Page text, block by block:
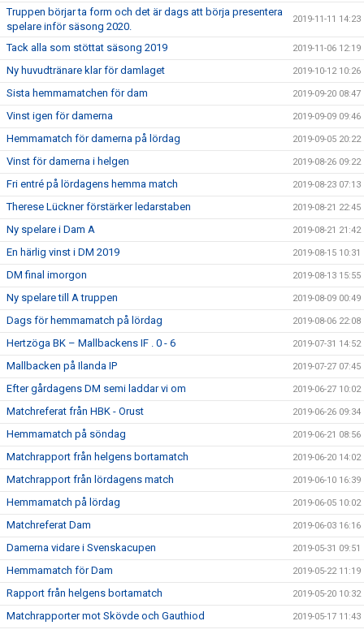
Truppen börjar ta form och det är dags att börja presentera
spelare inför säsong 2020.
2019-11-11 14:23
Tack alla som stöttat säsong 2019 2019-11-06 12:19
Ny huvudtränare klar för damlaget 2019-10-12 10:26
Sista hemmamatchen för dam 2019-09-20 08:47
Vinst igen för damerna 2019-09-09 09:46
Hemmamatch för damerna på lördag 2019-09-05 20:22
Vinst för damerna i helgen 2019-08-26 09:22
Fri entré på lördagens hemma match 2019-08-23 07:13
Therese Lückner förstärker ledarstaben 2019-08-21 22:45
Ny spelare i Dam A 2019-08-21 21:42
En härlig vinst i DM 2019 2019-08-15 10:31
DM final imorgon 2019-08-13 15:55
Ny spelare till A truppen 2019-08-09 00:49
Dags för hemmamatch på lördag 2019-08-06 22:08
Hertzöga BK – Mallbackens IF . 0 - 6 2019-07-31 14:52
Mallbacken på Ilanda IP 2019-07-27 07:45
Efter gårdagens DM semi laddar vi om 2019-06-27 10:02
Matchreferat från HBK - Orust 2019-06-26 09:34
Hemmamatch på söndag 2019-06-21 08:56
Matchrapport från helgens bortamatch 2019-06-20 14:02
Matchrapport från lördagens match 2019-06-10 16:39
Hemmamatch på lördag 2019-06-05 10:02
Matchreferat Dam 2019-06-03 16:16
Damerna vidare i Svenskacupen 2019-05-31 09:51
Hemmamatch för Dam 2019-05-22 11:19
Rapport från helgens bortamatch 2019-05-20 10:32
Matchrapporter mot Skövde och Gauthiod 2019-05-17 11:43